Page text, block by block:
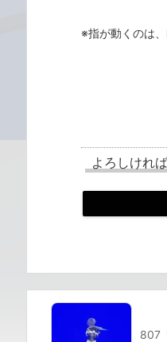
※指が動くのは
よろしけれ
807